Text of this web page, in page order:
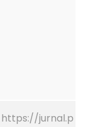
https://jurnal.p